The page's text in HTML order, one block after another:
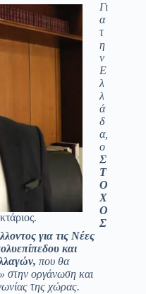
Γι
α
τ
η
ν
Ε
λ
λ
ά
δ
α,
ο
Σ
Τ
Ο
Χ
Ο
Σ
για τις Νέες
και
που θα
στην οργάνωση και
της χώρας.